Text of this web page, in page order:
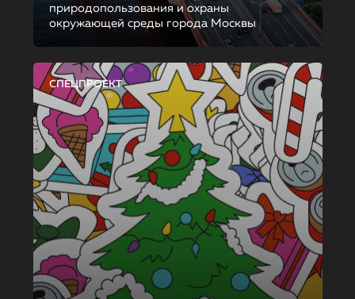
природопользования и охраны
окружающей среды города Москвы
СПЕЦПРОЕКТ